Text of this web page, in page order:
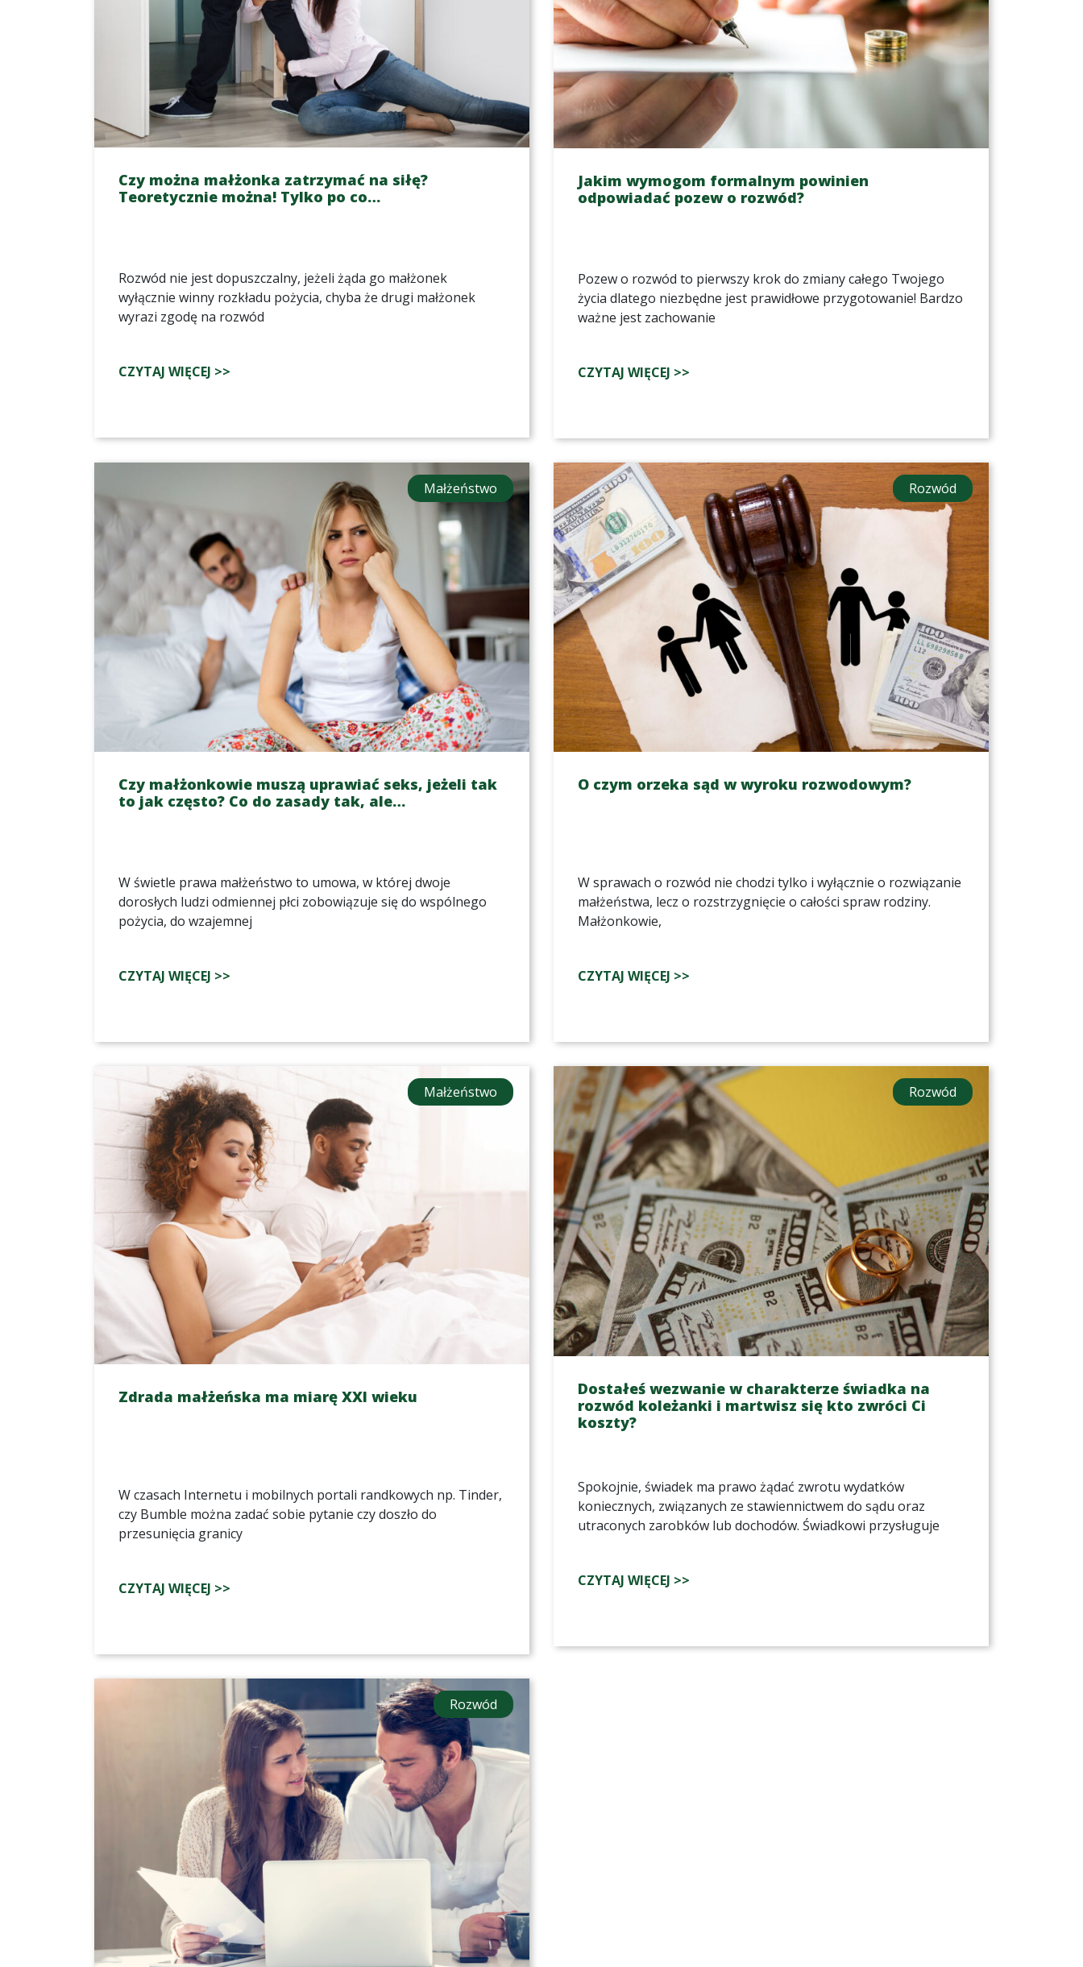
Czy można małżonka zatrzymać na siłę?
Teoretycznie można! Tylko po co…
Rozwód nie jest dopuszczalny, jeżeli żąda go małżonek
wyłącznie winny rozkładu pożycia, chyba że drugi małżonek
wyrazi zgodę na rozwód
CZYTAJ WIĘCEJ >>
Jakim wymogom formalnym powinien
odpowiadać pozew o rozwód?
Pozew o rozwód to pierwszy krok do zmiany całego Twojego
życia dlatego niezbędne jest prawidłowe przygotowanie! Bardzo
ważne jest zachowanie
CZYTAJ WIĘCEJ >>
Małżeństwo
Czy małżonkowie muszą uprawiać seks, jeżeli tak
to jak często? Co do zasady tak, ale…
W świetle prawa małżeństwo to umowa, w której dwoje
dorosłych ludzi odmiennej płci zobowiązuje się do wspólnego
pożycia, do wzajemnej
CZYTAJ WIĘCEJ >>
Rozwód
O czym orzeka sąd w wyroku rozwodowym?
W sprawach o rozwód nie chodzi tylko i wyłącznie o rozwiązanie
małżeństwa, lecz o rozstrzygnięcie o całości spraw rodziny.
Małżonkowie,
CZYTAJ WIĘCEJ >>
Małżeństwo
Zdrada małżeńska ma miarę XXI wieku
W czasach Internetu i mobilnych portali randkowych np. Tinder,
czy Bumble można zadać sobie pytanie czy doszło do
przesunięcia granicy
CZYTAJ WIĘCEJ >>
Rozwód
Dostałeś wezwanie w charakterze świadka na
rozwód koleżanki i martwisz się kto zwróci Ci
koszty?
Spokojnie, świadek ma prawo żądać zwrotu wydatków
koniecznych, związanych ze stawiennictwem do sądu oraz
utraconych zarobków lub dochodów. Świadkowi przysługuje
CZYTAJ WIĘCEJ >>
Rozwód